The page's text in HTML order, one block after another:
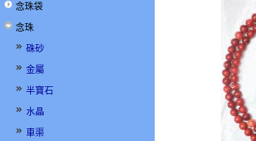
念珠袋
念珠
硃砂
金屬
半寶石
水晶
車渠